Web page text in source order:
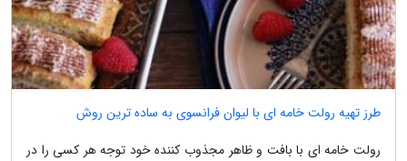
طرز تهیه رولت خامه ای با لیوان فرانسوی به ساده ترین روش
رولت خامه ای با بافت و ظاهر مجذوب کننده خود توجه هر کسی را در